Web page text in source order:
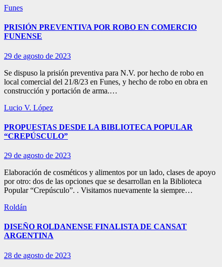
Funes
PRISIÓN PREVENTIVA POR ROBO EN COMERCIO
FUNENSE
29 de agosto de 2023
Se dispuso la prisión preventiva para N.V. por hecho de robo en
local comercial del 21/8/23 en Funes, y hecho de robo en obra en
construcción y portación de arma.…
Lucio V. López
PROPUESTAS DESDE LA BIBLIOTECA POPULAR
“CREPÚSCULO”
29 de agosto de 2023
Elaboración de cosméticos y alimentos por un lado, clases de apoyo
por otro: dos de las opciones que se desarrollan en la Biblioteca
Popular “Crepúsculo”. . Visitamos nuevamente la siempre…
Roldán
DISEÑO ROLDANENSE FINALISTA DE CANSAT
ARGENTINA
28 de agosto de 2023